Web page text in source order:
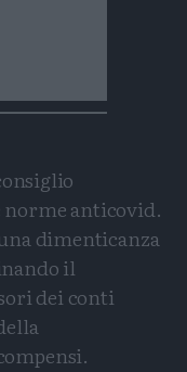
anticovid.
dimenticanza
il
dei conti